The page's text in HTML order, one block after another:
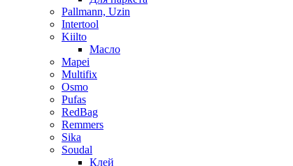
Pallmann, Uzin
Intertool
Kiilto
Масло
Mapei
Multifix
Osmo
Pufas
RedBag
Remmers
Sika
Soudal
Клей